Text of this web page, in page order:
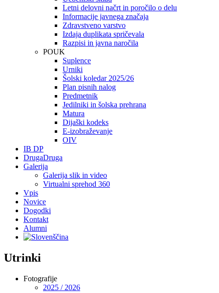
Letni delovni načrt in poročilo o delu
Informacije javnega značaja
Zdravstveno varstvo
Izdaja duplikata spričevala
Razpisi in javna naročila
POUK
Suplence
Urniki
Šolski koledar 2025/26
Plan pisnih nalog
Predmetnik
Jedilniki in šolska prehrana
Matura
Dijaški kodeks
E-izobraževanje
OIV
IB DP
DrugaDruga
Galerija
Galerija slik in video
Virtualni sprehod 360
Vpis
Novice
Dogodki
Kontakt
Alumni
Utrinki
Fotografije
2025 / 2026